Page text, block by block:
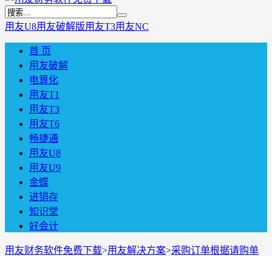
用友U8用友破解版用友T3用友NC
首 页
用友破解
电算化
用友T1
用友T3
用友T6
畅捷通
用友U8
用友U9
金蝶
进销存
知识堂
好会计
用友财务软件免费下载>用友解决方案>采购订单根据请购单